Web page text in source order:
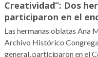
Creatividad”: Dos
participaron en el
Las hermanas oblatas Ana
Archivo Histórico
general, participaron en el